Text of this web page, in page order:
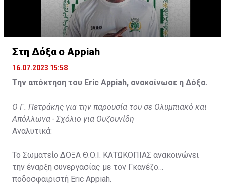
Στη Δόξα ο Appiah
16.07.2023 15:58
Την απόκτηση του Eric Appiah, ανακοίνωσε η Δόξα.
Ο Γ. Πετράκης για την παρουσία του σε Ολυμπιακό και
Απόλλωνα - Σχόλιο για Ουζουνίδη
Αναλυτικά:
Το Σωματείο ΔΟΞΑ Θ.Ο.Ι. ΚΑΤΩΚΟΠΙΑΣ ανακοινώνει
την έναρξη συνεργασίας με τον Γκανέζο
ποδοσφαιριστή Eric Appiah.